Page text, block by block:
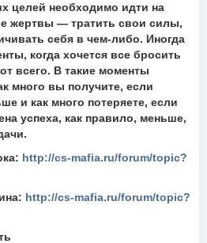
целей необходимо идти на
жертвы — тратить свои силы,
себя в чем-либо. Иногда
когда хочется все бросить
всего. В такие моменты
много вы получите, если
и как много потеряете, если
успеха, как правило, меньше,
http://cs-mafia.ru/forum/topic?
http://cs-mafia.ru/forum/topic?